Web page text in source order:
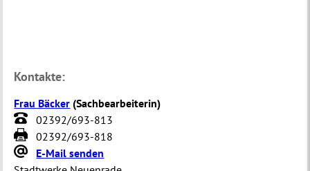
Kontakte:
Frau Bäcker (Sachbearbeiterin)
02392/693-813
02392/693-818
E-Mail senden